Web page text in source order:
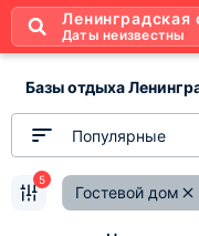
Ленинградская
Даты неизвестны
Базы отдыха
Популярные
Гостевой дом
5